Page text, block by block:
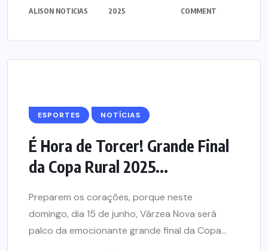
ALISON NOTICIAS
2025
COMMENT
ESPORTES NOTÍCIAS
É Hora de Torcer! Grande Final
da Copa Rural 2025...
Preparem os corações, porque neste
domingo, dia 15 de junho, Várzea Nova será
palco da emocionante grande final da Copa...